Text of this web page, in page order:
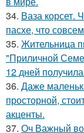
34. Ваза корсет.
пасхе, что
35. Жительница
"Приличной
12 дней
36. Даже
просторной,
акценты.
37. Оч Важный